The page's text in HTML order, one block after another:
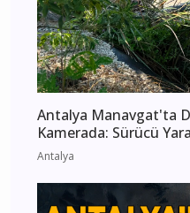
Antalya Manavgat'ta
Kamerada: Sürücü
Antalya